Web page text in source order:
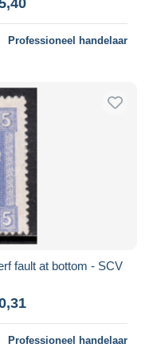
Professioneel handelaar
fault at bottom - SCV
Professioneel handelaar